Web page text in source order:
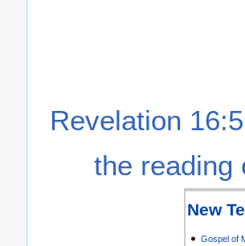
Revelation
the reading
New
Gospel of